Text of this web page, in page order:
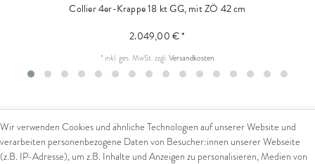
Collier 4er-Krappe 18 kt GG, mit ZÖ 42 cm
2.049,00 € *
* inkl. ges. MwSt.zzgl.Versandkosten
Kontakt Rechtliches
Wir verwenden Cookies und ähnliche Technologien auf unserer Website und
verarbeiten personenbezogene Daten von Besucher:innen unserer Webseite
(z.B. IP-Adresse), um z.B. Inhalte und Anzeigen zu personalisieren, Medien von